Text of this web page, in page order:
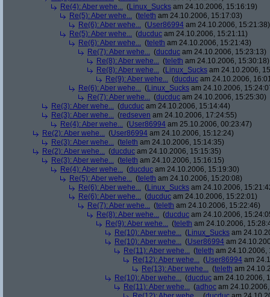
Re(4): Aber wehe... (Linux_Sucks am 24.10.2006, 15:16:19)
Re(5): Aber wehe... (teleth am 24.10.2006, 15:17:03)
Re(6): Aber wehe... (User86994 am 24.10.2006, 15:21:38)
Re(5): Aber wehe... (ducduc am 24.10.2006, 15:21:11)
Re(6): Aber wehe... (teleth am 24.10.2006, 15:21:43)
Re(7): Aber wehe... (ducduc am 24.10.2006, 15:23:13)
Re(8): Aber wehe... (teleth am 24.10.2006, 15:30:18)
Re(8): Aber wehe... (Linux_Sucks am 24.10.2006,
Re(9): Aber wehe... (ducduc am 24.10.2006,
Re(6): Aber wehe... (Linux_Sucks am 24.10.2006,
Re(7): Aber wehe... (ducduc am 24.10.2006, 15:25:30)
Re(3): Aber wehe... (ducduc am 24.10.2006, 15:14:44)
Re(3): Aber wehe... (redseven am 24.10.2006, 17:24:55)
Re(4): Aber wehe... (User86994 am 25.10.2006, 00:23:47)
Re(2): Aber wehe... (User86994 am 24.10.2006, 15:12:24)
Re(3): Aber wehe... (teleth am 24.10.2006, 15:14:35)
Re(2): Aber wehe... (ducduc am 24.10.2006, 15:15:35)
Re(3): Aber wehe... (teleth am 24.10.2006, 15:16:15)
Re(4): Aber wehe... (ducduc am 24.10.2006, 15:19:30)
Re(5): Aber wehe... (teleth am 24.10.2006, 15:20:08)
Re(6): Aber wehe... (Linux_Sucks am 24.10.2006,
Re(6): Aber wehe... (ducduc am 24.10.2006, 15:22:01)
Re(7): Aber wehe... (teleth am 24.10.2006, 15:22:46)
Re(8): Aber wehe... (ducduc am 24.10.2006,
Re(9): Aber wehe... (teleth am 24.10.2006,
Re(10): Aber wehe... (Linux_Sucks am
Re(10): Aber wehe... (User86994 am
Re(11): Aber wehe... (teleth am 24.10.2006,
Re(12): Aber wehe... (User86994 am
Re(13): Aber wehe... (teleth am
Re(10): Aber wehe... (ducduc am 24.10.2006,
Re(11): Aber wehe... (adhoc am